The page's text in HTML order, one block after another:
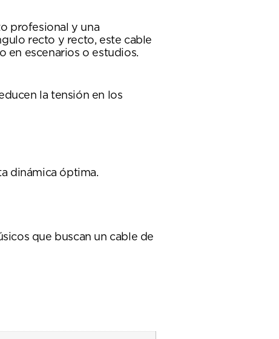
profesional y una
recto y recto, este cable
en escenarios o estudios.
la tensión en los
dinámica óptima.
que buscan un cable de